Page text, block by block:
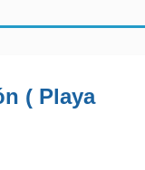
( Playa